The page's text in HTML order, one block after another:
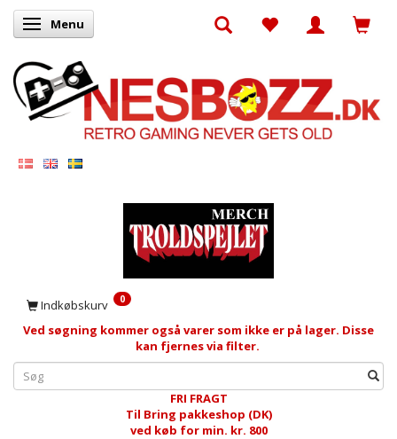
Skifte navigation
Menu
Indkøbskurv 0
Ved søgning kommer også varer som ikke er på lager. Disse
kan fjernes via filter.
FRI FRAGT
Til Bring pakkeshop (DK)
ved køb for min. kr. 800